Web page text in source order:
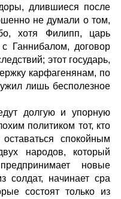
длившиеся после
не думали о том,
хотя Филипп, царь
Ганнибалом, договор
этот государь,
карфагенянам, по
лишь бесполезное
долгую и упорную
политиком тот, кто
спокойным
народов, который
новые
солдат, начинает сра
состоят только из